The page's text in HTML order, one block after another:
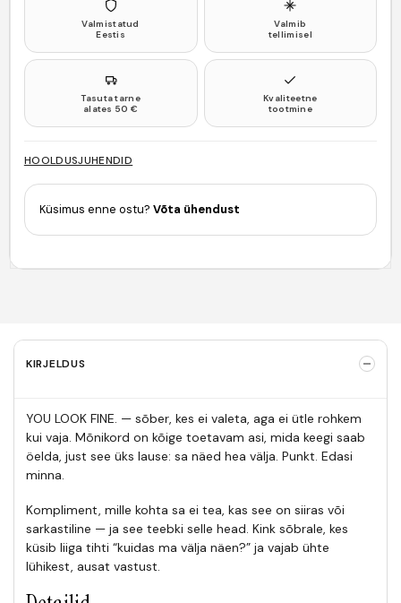
Valmistatud
Eestis
Valmib
tellimisel
Tasuta tarne
alates 50 €
Kvaliteetne
tootmine
HOOLDUSJUHENDID
Küsimus enne ostu? Võta ühendust
KIRJELDUS
YOU LOOK FINE. — sõber, kes ei valeta, aga ei ütle rohkem
kui vaja. Mõnikord on kõige toetavam asi, mida keegi saab
öelda, just see üks lause: sa näed hea välja. Punkt. Edasi
minna.
Kompliment, mille kohta sa ei tea, kas see on siiras või
sarkastiline — ja see teebki selle head. Kink sõbrale, kes
küsib liiga tihti “kuidas ma välja näen?” ja vajab ühte
lühikest, ausat vastust.